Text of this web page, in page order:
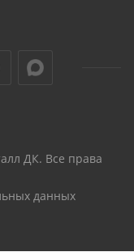
ДК. Все права
данных